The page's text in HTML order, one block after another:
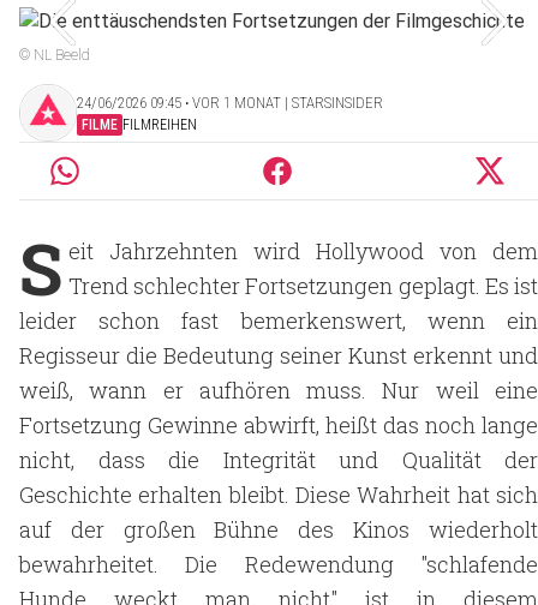
© NL Beeld
24/06/2026 09:45 ‧ VOR 1 MONAT | STARSINSIDER
FILME FILMREIHEN
S eit Jahrzehnten wird Hollywood von dem
Trend schlechter Fortsetzungen geplagt. Es ist
leider schon fast bemerkenswert, wenn ein
Regisseur die Bedeutung seiner Kunst erkennt und
weiß, wann er aufhören muss. Nur weil eine
Fortsetzung Gewinne abwirft, heißt das noch lange
nicht, dass die Integrität und Qualität der
Geschichte erhalten bleibt. Diese Wahrheit hat sich
auf der großen Bühne des Kinos wiederholt
bewahrheitet. Die Redewendung "schlafende
Hunde weckt man nicht" ist in diesem